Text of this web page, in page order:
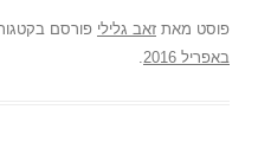
פוסט מאת זאב גלילי פורסם
באפריל 2016